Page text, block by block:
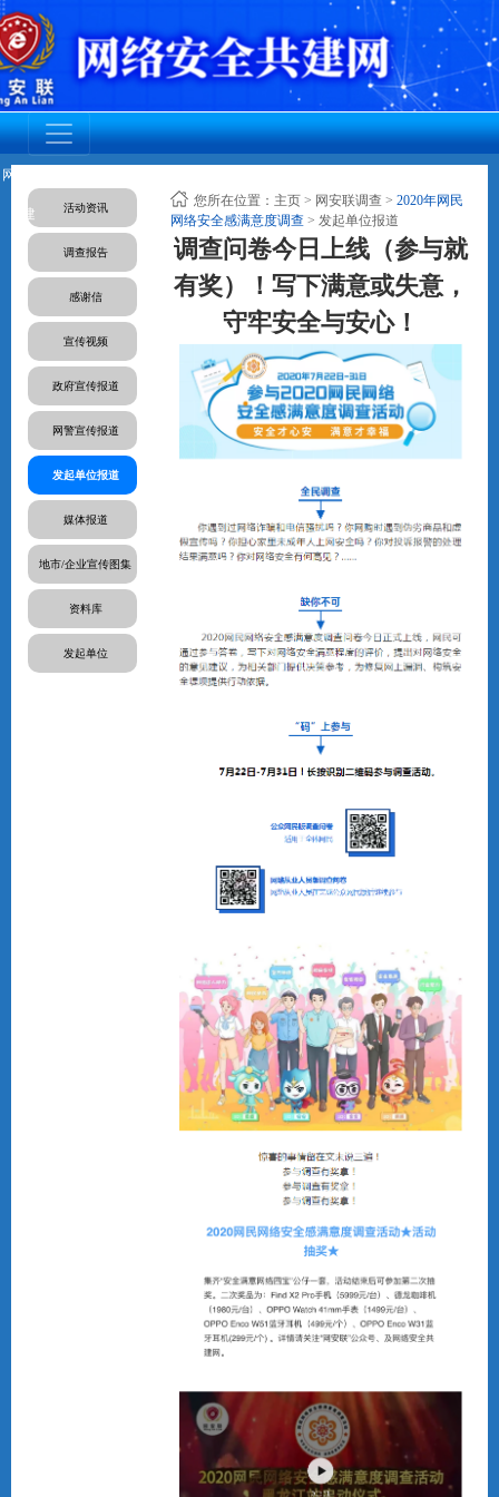
网安联党
建 活动资讯
调查报告
感谢信
宣传视频
政府宣传报道
网警宣传报道
发起单位报道
媒体报道
地市/企业宣传图集
资料库
发起单位
您所在位置： 主页 > 网安联调查 >2020年网民
网络安全感满意度调查 > 发起单位报道
调查问卷今日上线（参与就
有奖）！写下满意或失意，
守牢安全与安心！